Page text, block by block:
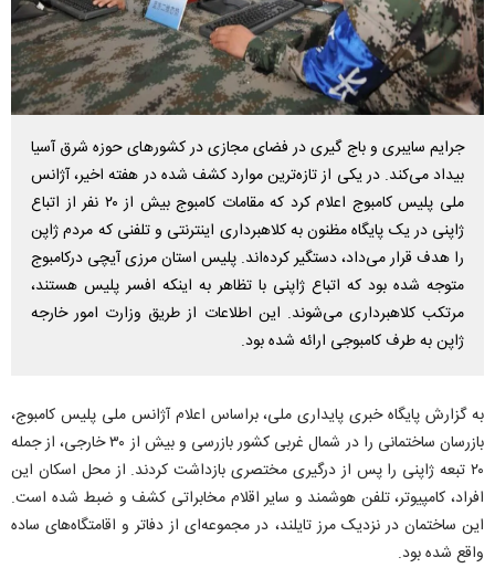
جرایم سایبری و باج گیری در فضای مجازی در کشور‌های حوزه شرق آسیا
بیداد می‌کند. در یکی از تازه‌ترین موارد کشف شده در هفته اخیر، آژانس
ملی پلیس کامبوج اعلام کرد که مقامات کامبوج بیش از ۲۰ نفر از اتباع
ژاپنی در یک پایگاه مظنون به کلاهبرداری اینترنتی و تلفنی که مردم ژاپن
را هدف قرار می‌داد، دستگیر کرده‌اند. پلیس استان مرزی آیچی درکامبوج
متوجه شده بود که اتباع ژاپنی با تظاهر به اینکه افسر پلیس هستند،
مرتکب کلاهبرداری می‌شوند. این اطلاعات از طریق وزارت امور خارجه
ژاپن به طرف کامبوجی ارائه شده بود.
به گزارش پایگاه خبری پایداری ملی، براساس اعلام آژانس ملی پلیس کامبوج،
بازرسان ساختمانی را در شمال غربی کشور بازرسی و بیش از ۳۰ خارجی، از جمله
۲۰ تبعه ژاپنی را پس از درگیری مختصری بازداشت کردند. از محل اسکان این
افراد، کامپیوتر، تلفن هوشمند و سایر اقلام مخابراتی کشف و ضبط شده است.
این ساختمان در نزدیک مرز تایلند، در مجموعه‌ای از دفاتر و اقامتگاه‌های ساده
واقع شده بود.